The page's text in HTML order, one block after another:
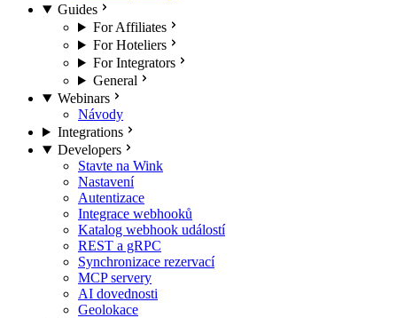
Guides
For Affiliates
For Hoteliers
For Integrators
General
Webinars
Návody
Integrations
Developers
Stavte na Wink
Nastavení
Autentizace
Integrace webhooků
Katalog webhook událostí
REST a gRPC
Synchronizace rezervací
MCP servery
AI dovednosti
Geolokace